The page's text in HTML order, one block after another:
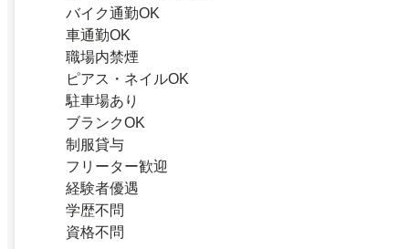
バイク通勤OK
車通勤OK
職場内禁煙
ピアス・ネイルOK
駐車場あり
ブランクOK
制服貸与
フリーター歓迎
経験者優遇
学歴不問
資格不問